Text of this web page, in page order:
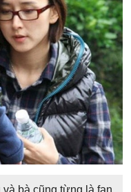
bà cũng từng là fan